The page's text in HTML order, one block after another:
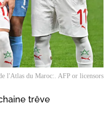
l'Atlas du Maroc:. AFP or licensors
trêve